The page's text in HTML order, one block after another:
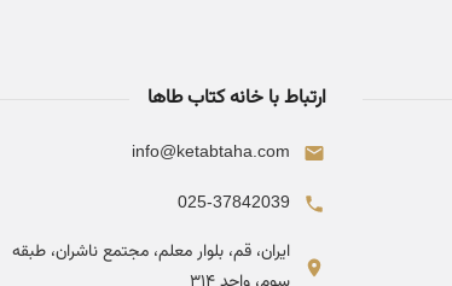
ارتباط با خانه کتاب طاها
info@ketabtaha.com
025-37842039
ایران، قم، بلوار معلم، مجتمع ناشران، طبقه